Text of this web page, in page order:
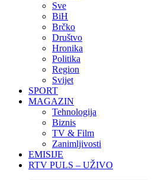
Sve
BiH
Brčko
Društvo
Hronika
Politika
Region
Svijet
SPORT
MAGAZIN
Tehnologija
Biznis
TV & Film
Zanimljivosti
EMISIJE
RTV PULS – UŽIVO